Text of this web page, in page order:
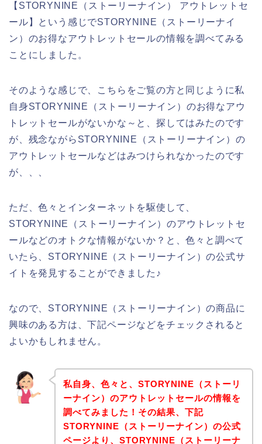
【STORYNINE（ストーリーナイン） アウトレットセ
ール】という感じでSTORYNINE（ストーリーナイ
ン）のお得なアウトレットセールの情報を調べてみる
ことにしました。
そのような感じで、こちらをご覧の方と同じように私
自身STORYNINE（ストーリーナイン）のお得なアウ
トレットセールがないかな～と、探してはみたのです
が、残念ながらSTORYNINE（ストーリーナイン）の
アウトレットセールなどはみつけられなかったのです
が、、、
ただ、色々とインターネットを駆使して、
STORYNINE（ストーリーナイン）のアウトレットセ
ールなどのオトクな情報がないか？と、色々と調べて
いたら、STORYNINE（ストーリーナイン）の公式サ
イトを発見することができました♪
なので、STORYNINE（ストーリーナイン）の商品に
興味のある方は、下記ページなどをチェックされると
よいかもしれません。
私自身、色々と、STORYNINE（ストーリ
ーナイン）のアウトレットセールの情報を
調べてみました！その結果、下記
STORYNINE（ストーリーナイン）の公式
ページより、STORYNINE（ストーリーナ